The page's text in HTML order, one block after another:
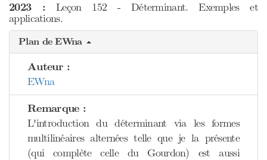
2023 : Leçon 152 - Déterminant. Exemples et
applications.
Plan de EWna
Auteur :
EWna
Remarque :
L'introduction du déterminant via les formes
multilinéaires alternées telle que je la présente
(qui complète celle du Gourdon) est aussi